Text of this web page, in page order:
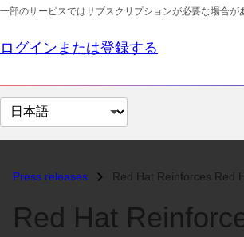
一部のサービスではサブスクリプションが必要な場合が
ログインまたは登録する
ペ
ー
のPress releases Red Hat Reinforces Red Hat Enterprise
Red Hat